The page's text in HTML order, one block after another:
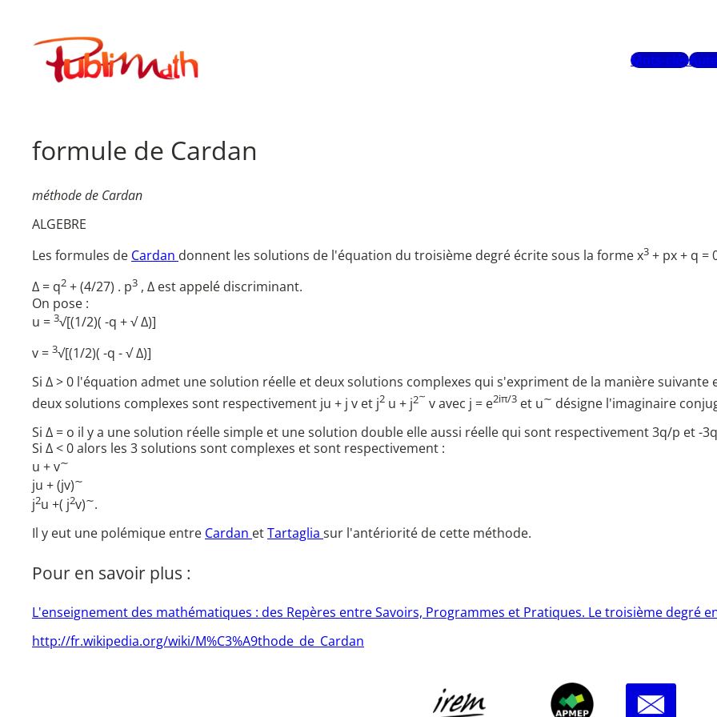
contenuPublimath
Mots-clés
formule de Cardan
méthode de Cardan
ALGEBRE
Les formules de Cardan donnent les solutions de l'équation du troisième degré écrite sous la forme x3 + px + q =
Δ = q2 + (4/27) . p3 , Δ est appelé discriminant.
On pose :
u = 3√[(1/2)( -q + √ Δ)]
v = 3√[(1/2)( -q - √ Δ)]
Si Δ > 0 l'équation admet une solution réelle et deux solutions complexes qui s'expriment de la manière suivante
deux solutions complexes sont respectivement ju + j v et j2 u + j2∼ v avec j = e2iπ/3 et u∼ désigne l'imaginaire
Si Δ = o il y a une solution réelle simple et une solution double elle aussi réelle qui sont respectivement 3q/p et -
Si Δ < 0 alors les 3 solutions sont complexes et sont respectivement :
u + v∼
ju + (jv)∼
j2u +( j2v)∼.
Il y eut une polémique entre Cardan etTartaglia sur l'antériorité de cette méthode.
Pour en savoir plus :
L'enseignement des mathématiques : des Repères entre Savoirs, Programmes et Pratiques. Le troisième degré
http://fr.wikipedia.org/wiki/M%C3%A9thode_de_Cardan